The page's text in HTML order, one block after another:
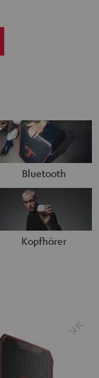
Bluetooth
Kopfhörer